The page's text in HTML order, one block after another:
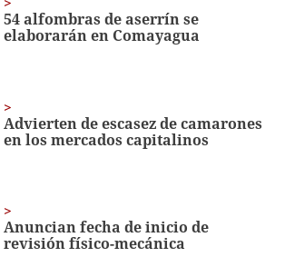
54 alfombras de aserrín se
elaborarán en Comayagua
Advierten de escasez de camarones
en los mercados capitalinos
Anuncian fecha de inicio de
revisión físico-mecánica